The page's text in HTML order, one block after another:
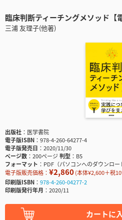
臨床判断ティーチングメソッド【
三浦 友理子(他著)
出版社
医学書院
電子版ISBN
978-4-260-64277-4
電子版発売日
2020/11/30
ページ数
200ページ判型
B5
フォーマット
PDF（パソコンへのダウンロー
電子版販売価格： ¥2,860(本体¥2,600＋税
印刷版ISBN
978-4-260-04277-2
印刷版発行年月
2020/11
カートに